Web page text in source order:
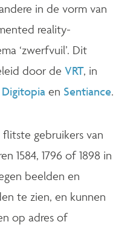
in de vorm van
reality-
‘zwerfvuil’. Dit
door de VRT, in
Digitopia en Sentiance.
flitste gebruikers van
1584, 1796 of 1898 in
beelden en
te zien, en kunnen
op adres of